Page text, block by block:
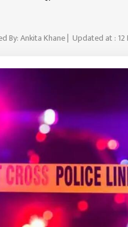
By: Ankita Khane | Updated at : 12